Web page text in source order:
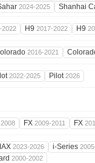
2024-2025 Shanhai
2022 H9 2017-2022 H9
2016-2021
2022-2025 Pilot2026
FX 2009-2011 FX
2023-2026 i-Series
2000-2002